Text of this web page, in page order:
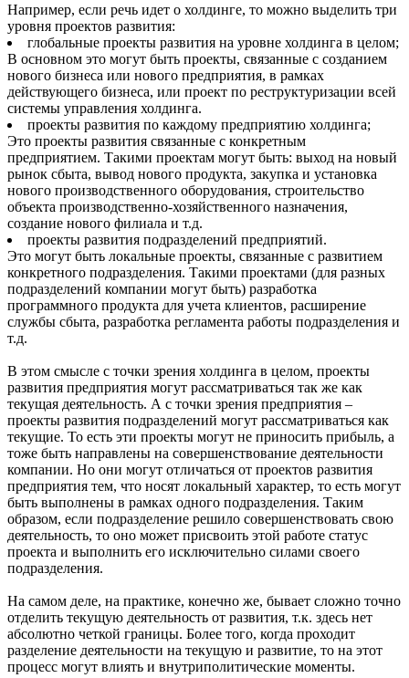
Например, если речь идет о холдинге, то можно выделить три
уровня проектов развития:
глобальные проекты развития на уровне холдинга в целом;
В основном это могут быть проекты, связанные с созданием
нового бизнеса или нового предприятия, в рамках
действующего бизнеса, или проект по реструктуризации всей
системы управления холдинга.
проекты развития по каждому предприятию холдинга;
Это проекты развития связанные с конкретным
предприятием. Такими проектам могут быть: выход на новый
рынок сбыта, вывод нового продукта, закупка и установка
нового производственного оборудования, строительство
объекта производственно-хозяйственного назначения,
создание нового филиала и т.д.
проекты развития подразделений предприятий.
Это могут быть локальные проекты, связанные с развитием
конкретного подразделения. Такими проектами (для разных
подразделений компании могут быть) разработка
программного продукта для учета клиентов, расширение
службы сбыта, разработка регламента работы подразделения и
т.д.
В этом смысле с точки зрения холдинга в целом, проекты
развития предприятия могут рассматриваться так же как
текущая деятельность. А с точки зрения предприятия –
проекты развития подразделений могут рассматриваться как
текущие. То есть эти проекты могут не приносить прибыль, а
тоже быть направлены на совершенствование деятельности
компании. Но они могут отличаться от проектов развития
предприятия тем, что носят локальный характер, то есть могут
быть выполнены в рамках одного подразделения. Таким
образом, если подразделение решило совершенствовать свою
деятельность, то оно может присвоить этой работе статус
проекта и выполнить его исключительно силами своего
подразделения.
На самом деле, на практике, конечно же, бывает сложно точно
отделить текущую деятельность от развития, т.к. здесь нет
абсолютно четкой границы. Более того, когда проходит
разделение деятельности на текущую и развитие, то на этот
процесс могут влиять и внутриполитические моменты.